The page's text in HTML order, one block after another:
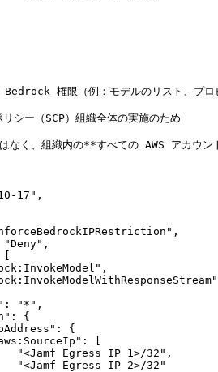
Bedrock 権限（例：モデルのリスト、プ
シー（SCP）組織全体の実施のため
なく、組織内の**すべての AWS アカ
17",
"*",
{
{
[
"<Jamf Egress IP 1>/32",
"<Jamf Egress IP 2>/32"